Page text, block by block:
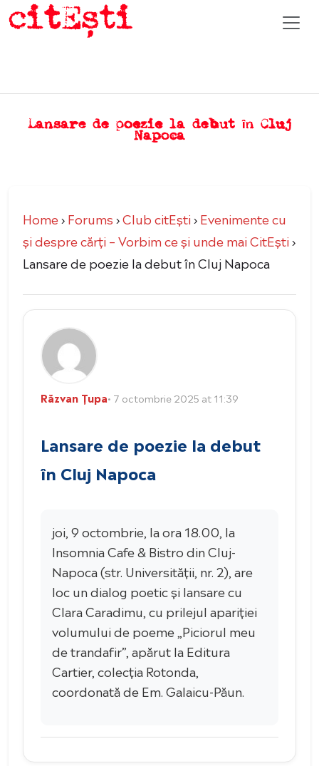
Lansare de poezie la debut în Cluj
Napoca
Home›Forums›Club citEști›Evenimente cu
şi despre cărți – Vorbim ce şi unde mai CitEşti›
Lansare de poezie la debut în Cluj Napoca
Răzvan Țupa• 7 octombrie 2025 at 11:39
Lansare de poezie la debut
în Cluj Napoca
joi, 9 octombrie, la ora 18.00, la
Insomnia Cafe & Bistro din Cluj-
Napoca (str. Universității, nr. 2), are
loc un dialog poetic și lansare cu
Clara Caradimu, cu prilejul apariției
volumului de poeme „Piciorul meu
de trandafir”, apărut la Editura
Cartier, colecția Rotonda,
coordonată de Em. Galaicu-Păun.